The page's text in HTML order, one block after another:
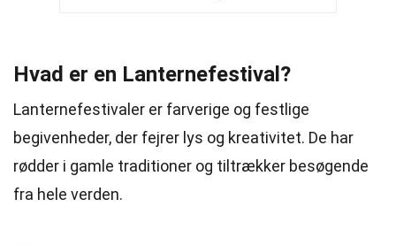
Hvad er en Lanternefestival?
Lanternefestivaler er farverige og festlige
begivenheder, der fejrer lys og kreativitet. De har
rødder i gamle traditioner og tiltrækker besøgende
fra hele verden.